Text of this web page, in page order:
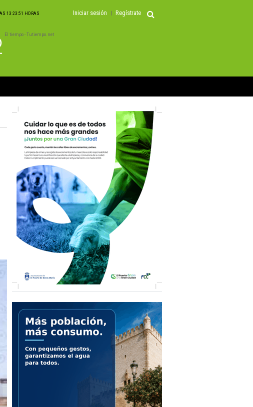
13:23:51 HORAS Iniciar sesión Regístrate
El tiempo - Tutiempo.net